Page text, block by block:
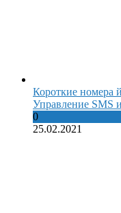
Короткие номера
Управление SMS
0
25.02.2021